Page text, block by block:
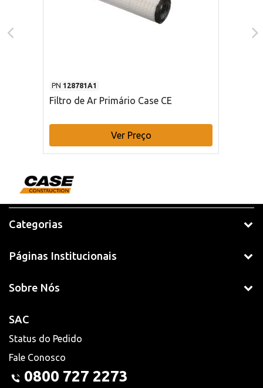
PN 128781A1
Filtro de Ar Primário Case CE
Ver Preço
Categorias
Páginas Institucionais
Sobre Nós
SAC
Status do Pedido
Fale Conosco
0800 727 2273